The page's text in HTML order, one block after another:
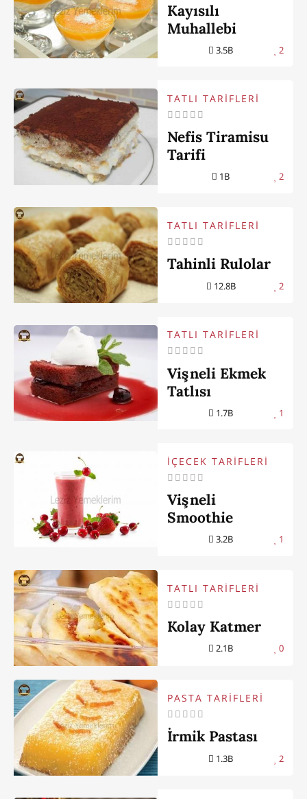
Kayısılı
Muhallebi
3.5B 2
TATLI TARİFLERİ
Nefis Tiramisu
Tarifi
1B 2
TATLI TARİFLERİ
Tahinli Rulolar
12.8B 2
TATLI TARİFLERİ
Vişneli Ekmek
Tatlısı
1.7B 1
İÇECEK TARİFLERİ
Vişneli
Smoothie
3.2B 1
TATLI TARİFLERİ
Kolay Katmer
2.1B 0
PASTA TARİFLERİ
İrmik Pastası
1.3B 2